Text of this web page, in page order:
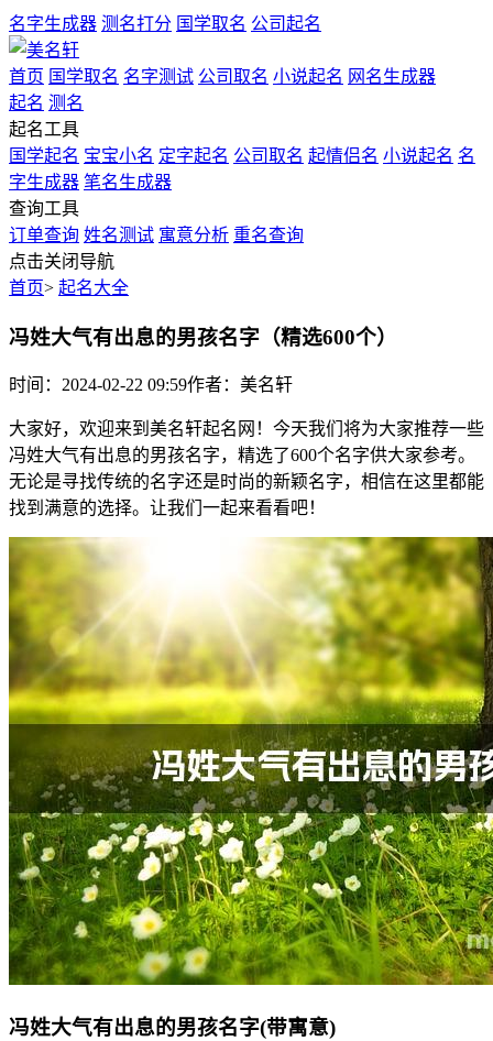
名字生成器 测名打分 国学取名 公司起名
首页 国学取名 名字测试 公司取名 小说起名 网名生成器
起名 测名
起名工具
国学起名 宝宝小名 定字起名 公司取名 起情侣名 小说起名 名
字生成器 笔名生成器
查询工具
订单查询 姓名测试 寓意分析 重名查询
点击关闭导航
首页> 起名大全
冯姓大气有出息的男孩名字（精选600个）
时间：2024-02-22 09:59作者：美名轩
大家好，欢迎来到美名轩起名网！今天我们将为大家推荐一些
冯姓大气有出息的男孩名字，精选了600个名字供大家参考。
无论是寻找传统的名字还是时尚的新颖名字，相信在这里都能
找到满意的选择。让我们一起来看看吧！
冯姓大气有出息的男孩名字(带寓意)